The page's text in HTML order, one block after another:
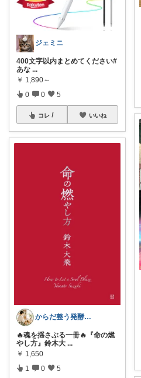
ジェミニ
400文字以内まとめてください ​#
あな ...
￥ 1,890～
0 0 5
コレ いいね
からだ整う発酵台所
🔥魂を揺さぶる一冊🔥『命の燃
やし方』鈴木大 ...
￥ 1,650
1 0 5